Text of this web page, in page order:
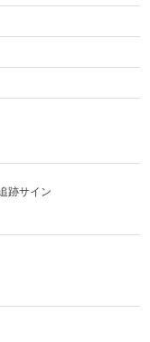
跡サイン